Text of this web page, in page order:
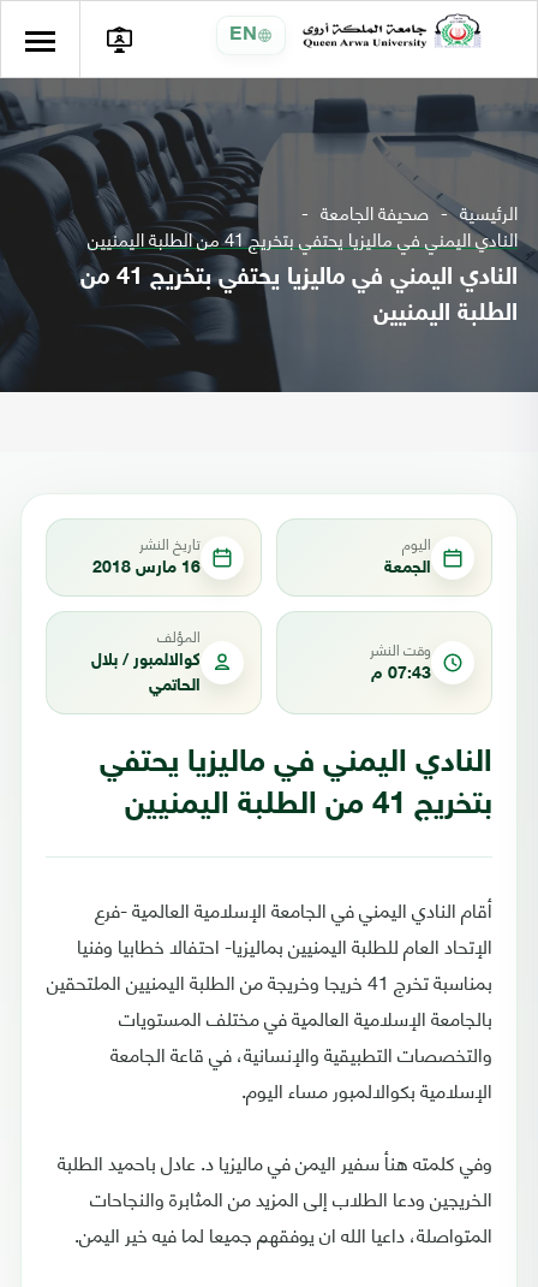
EN
الرئيسية صحيفة الجامعة
النادي اليمني في ماليزيا يحتفي بتخريج 41 من الطلبة اليمنيين
النادي اليمني في ماليزيا يحتفي بتخريج 41 من
الطلبة اليمنيين
اليوم
الجمعة
تاريخ النشر
16 مارس 2018
وقت النشر
07:43 م
المؤلف
كوالالمبور / بلال
الحاتمي
النادي اليمني في ماليزيا يحتفي
بتخريج 41 من الطلبة اليمنيين
أقام النادي اليمني في الجامعة الإسلامية العالمية -فرع
الإتحاد العام للطلبة اليمنيين بماليزيا- احتفالا خطابيا وفنيا
بمناسبة تخرج 41 خريجا وخريجة من الطلبة اليمنيين الملتحقين
بالجامعة الإسلامية العالمية في مختلف المستويات
والتخصصات التطبيقية والإنسانية، في قاعة الجامعة
الإسلامية بكوالالمبور مساء اليوم.
وفي كلمته هنأ سفير اليمن في ماليزيا د. عادل باحميد الطلبة
الخريجين ودعا الطلاب إلى المزيد من المثابرة والنجاحات
المتواصلة، داعيا الله ان يوفقهم جميعا لما فيه خير اليمن.